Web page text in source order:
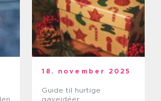
18. november 2025
Guide til hurtige
gaveidéer